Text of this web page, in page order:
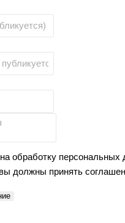
обработку персональных
должны принять